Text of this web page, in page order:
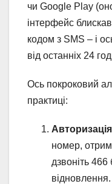
чи Google Play
інтерфейс
кодом з SMS – і
від останніх 24
Ось покроковий
практиці:
номер,
дзвоніть
відновлення.